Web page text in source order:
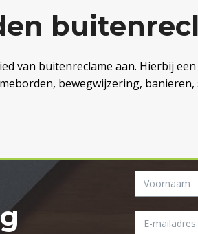
van buitenreclame aan. Hierbij
bewegwijzering,